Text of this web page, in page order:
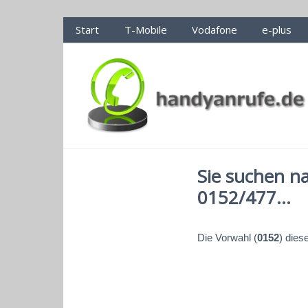
Handyanrufe.de Nummerncheck
Start T-Mobile Vodafone e-plus
Sie suchen
0152/477...
Die Vorwahl (0152)